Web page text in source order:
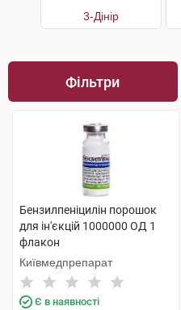
3-Дінір
Фільтри
Бензилпеніцилін порошок
для ін'єкцій 1000000 ОД 1
флакон
Київмедпрепарат
Є в наявності